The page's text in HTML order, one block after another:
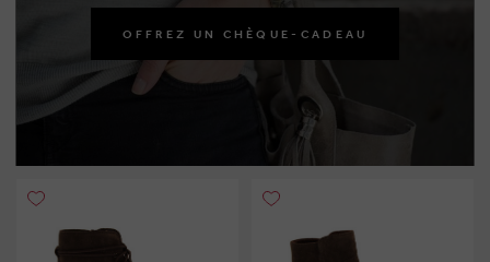
OFFREZ UN CHÈQUE-CADEAU